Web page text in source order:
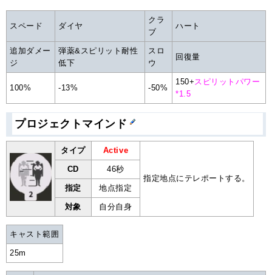
スペード ダイヤ
クラ
ブ
ハート
追加ダメー
ジ
弾薬&スピリット耐性
低下
スロ
ウ
回復量
100% -13% -50%
150+ スピリットパワー
*1.5
プロジェクトマインド
タイプ Active
指定地点にテレポートする。
CD 46秒
指定 地点指定
対象 自分自身
キャスト範囲
25m